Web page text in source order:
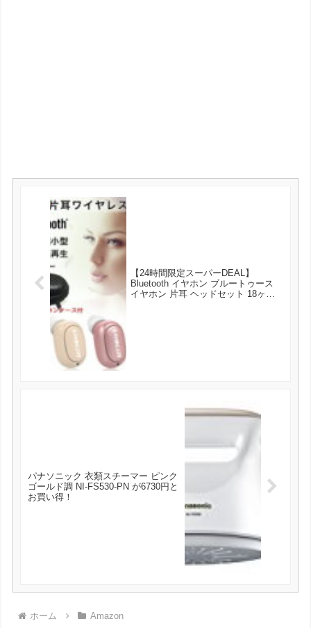
【24時間限定スーパーDEAL】
Bluetooth イヤホン ブルートゥース
イヤホン 片耳 ヘッドセット 18ヶ月
パナソニック 衣類スチーマー ピンク
ゴールド調 NI-FS530-PN が6730円と
お買い得！
ホーム Amazon